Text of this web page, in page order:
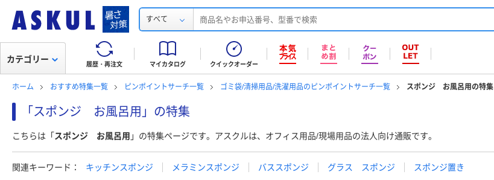
すべて
履歴・再注文 マイカタログ クイックオーダー
カテゴリー
ホーム おすすめ特集一覧 ピンポイントサーチ一覧 ゴミ袋/清掃用品/洗濯用品のピンポイントサーチ一覧 スポンジ お風呂用の特集
「スポンジ お風呂用」の特集
こちらは「 スポンジ お風呂用 」の特集ページです。アスクルは、オフィス用品/現場用品の法人向け通販です。
関連キーワード： キッチンスポンジ メラミンスポンジ バススポンジ グラス スポンジ スポンジ置き